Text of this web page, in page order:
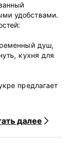
удобствами.
душ,
кухня для
предлагает
с удобствами
далее